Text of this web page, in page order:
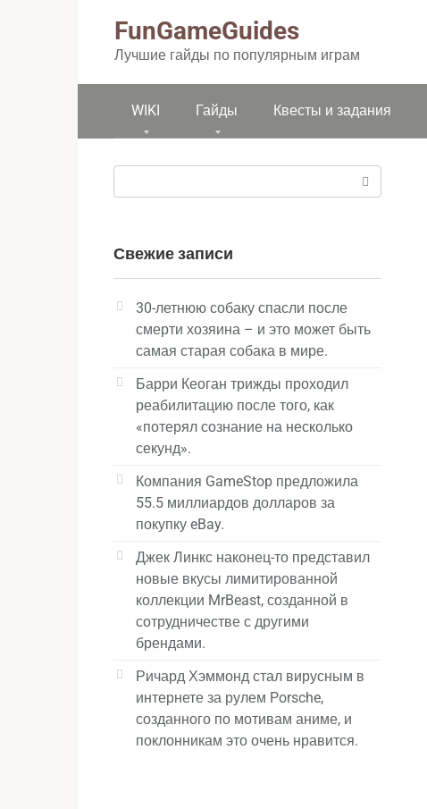
FunGameGuides
Лучшие гайды по популярным играм
WIKI Гайды Квесты и задания
Свежие записи
30-летнюю собаку спасли после
смерти хозяина – и это может быть
самая старая собака в мире.
Барри Кеоган трижды проходил
реабилитацию после того, как
«потерял сознание на несколько
секунд».
Компания GameStop предложила
55.5 миллиардов долларов за
покупку eBay.
Джек Линкс наконец-то представил
новые вкусы лимитированной
коллекции MrBeast, созданной в
сотрудничестве с другими
брендами.
Ричард Хэммонд стал вирусным в
интернете за рулем Porsche,
созданного по мотивам аниме, и
поклонникам это очень нравится.